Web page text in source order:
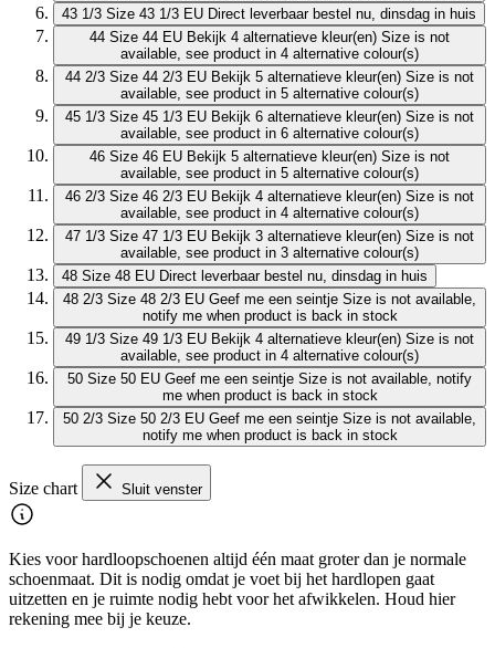
43 1/3 Size 43 1/3 EU Direct leverbaar bestel nu, dinsdag in huis
44 Size 44 EU Bekijk 4 alternatieve kleur(en) Size is not
available, see product in 4 alternative colour(s)
44 2/3 Size 44 2/3 EU Bekijk 5 alternatieve kleur(en) Size is not
available, see product in 5 alternative colour(s)
45 1/3 Size 45 1/3 EU Bekijk 6 alternatieve kleur(en) Size is not
available, see product in 6 alternative colour(s)
46 Size 46 EU Bekijk 5 alternatieve kleur(en) Size is not
available, see product in 5 alternative colour(s)
46 2/3 Size 46 2/3 EU Bekijk 4 alternatieve kleur(en) Size is not
available, see product in 4 alternative colour(s)
47 1/3 Size 47 1/3 EU Bekijk 3 alternatieve kleur(en) Size is not
available, see product in 3 alternative colour(s)
48 Size 48 EU Direct leverbaar bestel nu, dinsdag in huis
48 2/3 Size 48 2/3 EU Geef me een seintje Size is not available,
notify me when product is back in stock
49 1/3 Size 49 1/3 EU Bekijk 4 alternatieve kleur(en) Size is not
available, see product in 4 alternative colour(s)
50 Size 50 EU Geef me een seintje Size is not available, notify
me when product is back in stock
50 2/3 Size 50 2/3 EU Geef me een seintje Size is not available,
notify me when product is back in stock
Size chart Sluit venster
Kies voor hardloopschoenen altijd één maat groter dan je normale
schoenmaat. Dit is nodig omdat je voet bij het hardlopen gaat
uitzetten en je ruimte nodig hebt voor het afwikkelen. Houd hier
rekening mee bij je keuze.